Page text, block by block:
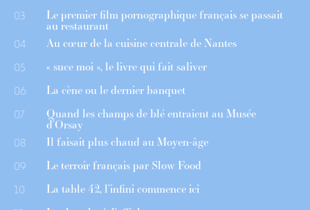
03 Le premier film pornographique français se passait
au restaurant
04 Au cœur de la cuisine centrale de Nantes
05 « suce moi », le livre qui fait saliver
06 La cène ou le dernier banquet
07 Quand les champs de blé entraient au Musée
d’Orsay
08 Il faisait plus chaud au Moyen-âge
09 Le terroir français par Slow Food
10 La table 42, l’infini commence ici